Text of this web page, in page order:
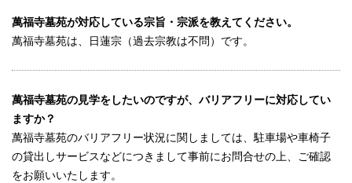
萬福寺墓苑が対応している宗旨・宗派を教えてください。
萬福寺墓苑は、日蓮宗（過去宗教は不問）です。
萬福寺墓苑の見学をしたいのですが、バリアフリーに対応してい
ますか？
萬福寺墓苑のバリアフリー状況に関しましては、駐車場や車椅子
の貸出しサービスなどにつきまして事前にお問合せの上、ご確認
をお願いいたします。